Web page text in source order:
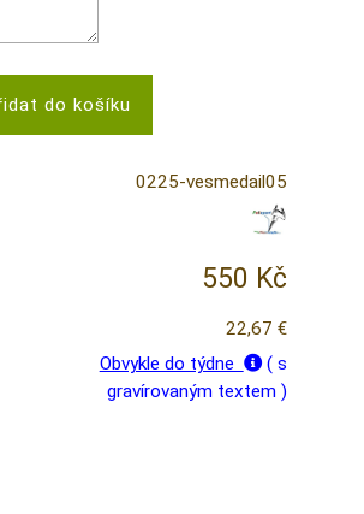
0225-vesmedail05
550 Kč
22,67 €
Obvykle do týdne
( s
gravírovaným textem )